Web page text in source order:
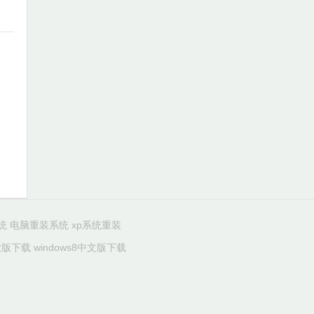
电脑重装系统 xp系统重装
下载 windows8中文版下载